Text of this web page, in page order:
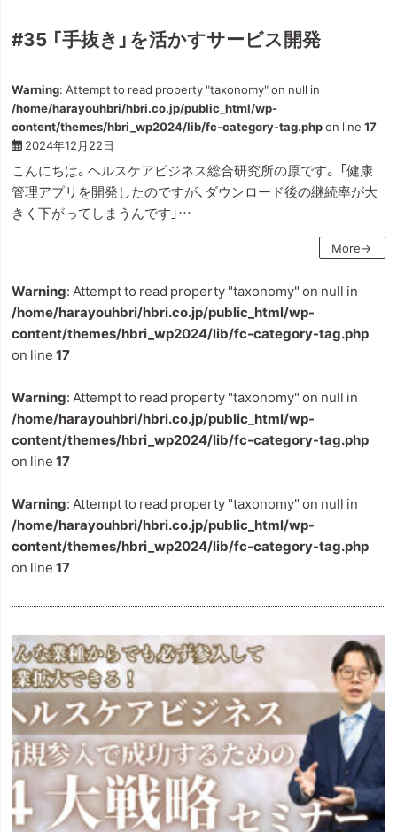
#35 「手抜き」を活かすサービス開発
Warning: Attempt to read property "taxonomy" on null in
/home/harayouhbri/hbri.co.jp/public_html/wp-
content/themes/hbri_wp2024/lib/fc-category-tag.phpon line17
2024年12月22日
こんにちは。ヘルスケアビジネス総合研究所の原です。 「健康
管理アプリを開発したのですが、ダウンロード後の継続率が大
きく下がってしまうんです」…
More→
Warning: Attempt to read property "taxonomy" on null in
/home/harayouhbri/hbri.co.jp/public_html/wp-
content/themes/hbri_wp2024/lib/fc-category-tag.php
on line17
Warning: Attempt to read property "taxonomy" on null in
/home/harayouhbri/hbri.co.jp/public_html/wp-
content/themes/hbri_wp2024/lib/fc-category-tag.php
on line17
Warning: Attempt to read property "taxonomy" on null in
/home/harayouhbri/hbri.co.jp/public_html/wp-
content/themes/hbri_wp2024/lib/fc-category-tag.php
on line17